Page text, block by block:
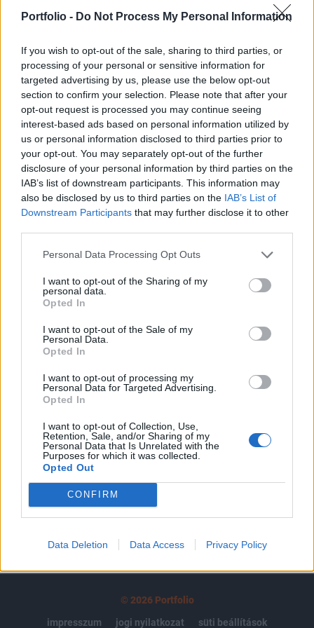
Portfolio - Do Not Process My Personal Information
If you wish to opt-out of the sale, sharing to third parties, or
processing of your personal or sensitive information for
targeted advertising by us, please use the below opt-out
section to confirm your selection. Please note that after your
opt-out request is processed you may continue seeing
interest-based ads based on personal information utilized by
us or personal information disclosed to third parties prior to
your opt-out. You may separately opt-out of the further
disclosure of your personal information by third parties on the
IAB’s list of downstream participants. This information may
also be disclosed by us to third parties on the IAB’s List of
Downstream Participants that may further disclose it to other
Personal Data Processing Opt Outs
I want to opt-out of the Sharing of my
personal data.
Opted In
I want to opt-out of the Sale of my
Personal Data.
Opted In
I want to opt-out of processing my
Personal Data for Targeted Advertising.
Opted In
I want to opt-out of Collection, Use,
Retention, Sale, and/or Sharing of my
Personal Data that Is Unrelated with the
Purposes for which it was collected.
Opted Out
CONFIRM
Data Deletion Data Access Privacy Policy
Donald Trump amerikai elnök a CNBC kérdésére
nem folytatja a béketárgyalásokat. Nem sokkal
később azonban saját közösségi felületén már azt
írta, a tárgyalások „gyors ütemben” folytatódnak.
Irán hétfőn jelentette be, hogy egyelőre felfüggeszti a
béketárgyalásokat az Egyesült Államokkal, mert Izrael
folytatja Libanon tárgyalását. A CNBC telefonon érte utol
Trumpot, aki azt mondta, nem érdekli a tárgyalások
felfüggesztése. Őszintén szólva nem érdekel, hogy vége
van-e. Tényleg nem érdekel. A legkevésbé sem érdekel –
fogalmazott az amerikai elnök. Hozzátette...
A keresett cikk a portfolio.hu hírarchívumához
tartozik, melynek olvasása előfizetéses
regisztrációhoz kötött.
Az előfizetés a következőket tartalmazza:
Kötéslisták: BÉT elmúlt 2 év napon belüli
kötéslistái
Előfizetés
MÁR ELŐFIZETŐNK VAGY?
© 2026 Portfolio
impresszum
jogi nyilatkozat süti beállítások